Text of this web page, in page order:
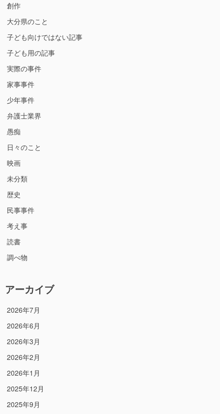
創作
大分県のこと
子ども向けではない記事
子ども用の記事
実際の事件
家事事件
少年事件
弁護士業界
愚痴
日々のこと
映画
未分類
歴史
民事事件
考え事
読書
調べ物
アーカイブ
2026年7月
2026年6月
2026年3月
2026年2月
2026年1月
2025年12月
2025年9月